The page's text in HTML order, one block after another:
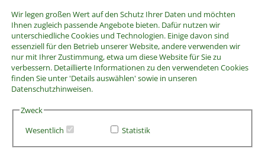
Wir legen großen Wert auf den Schutz Ihrer Daten und möchten
Ihnen zugleich passende Angebote bieten. Dafür nutzen wir
unterschiedliche Cookies und Technologien. Einige davon sind
essenziell für den Betrieb unserer Website, andere verwenden wir
nur mit Ihrer Zustimmung, etwa um diese Website für Sie zu
verbessern. Detaillierte Informationen zu den verwendeten Cookies
finden Sie unter 'Details auswählen' sowie in unseren
Datenschutzhinweisen.
Zweck
Wesentlich
Statistik